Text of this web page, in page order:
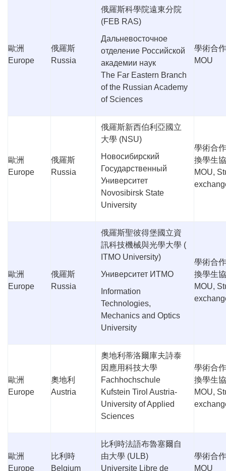
歐洲
Europe
俄羅斯
Russia
俄羅斯科學院遠東分院
(FEB RAS)
Дальневосточное
отделение Российской
академии наук
The Far Eastern Branch
of the Russian Academy
of Sciences
學術合
MOU
歐洲
Europe
俄羅斯
Russia
俄羅斯新西伯利亞國立
大學 (NSU)
Новосибирский
Государственный
Университет
Novosibirsk State
University
學術合
換學生
MOU,
歐洲
Europe
俄羅斯
Russia
俄羅斯聖彼得堡國立資
訊科技機械與光學大學 (
ITMO University)
Университет ИТМО
Information
Technologies,
Mechanics and Optics
University
學術合
換學生
MOU,
歐洲
Europe
奧地利
Austria
奧地利蒂洛爾庫夫詩泰
因應用科技大學
Fachhochschule
Kufstein Tirol Austria-
University of Applied
Sciences
學術合
換學生
MOU,
歐洲
Europe
比利時
Belgium
比利時法語布魯塞爾自
由大學 (ULB)
Universite Libre de
學術合
MOU